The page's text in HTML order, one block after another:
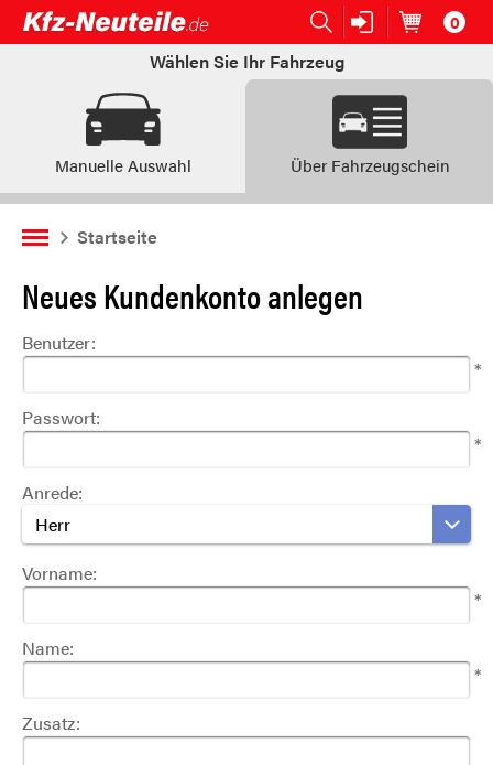
Open submenu (Ersatzteile:)
Ersatzteile: Artikel im
0
Wählen Sie Ihr Fahrzeug
Manuelle Auswahl Über Fahrzeugschein
Startseite
Neues Kundenkonto anlegen
Benutzer:
*
Passwort:
*
Anrede:
Herr
Vorname:
*
Name:
*
Zusatz: